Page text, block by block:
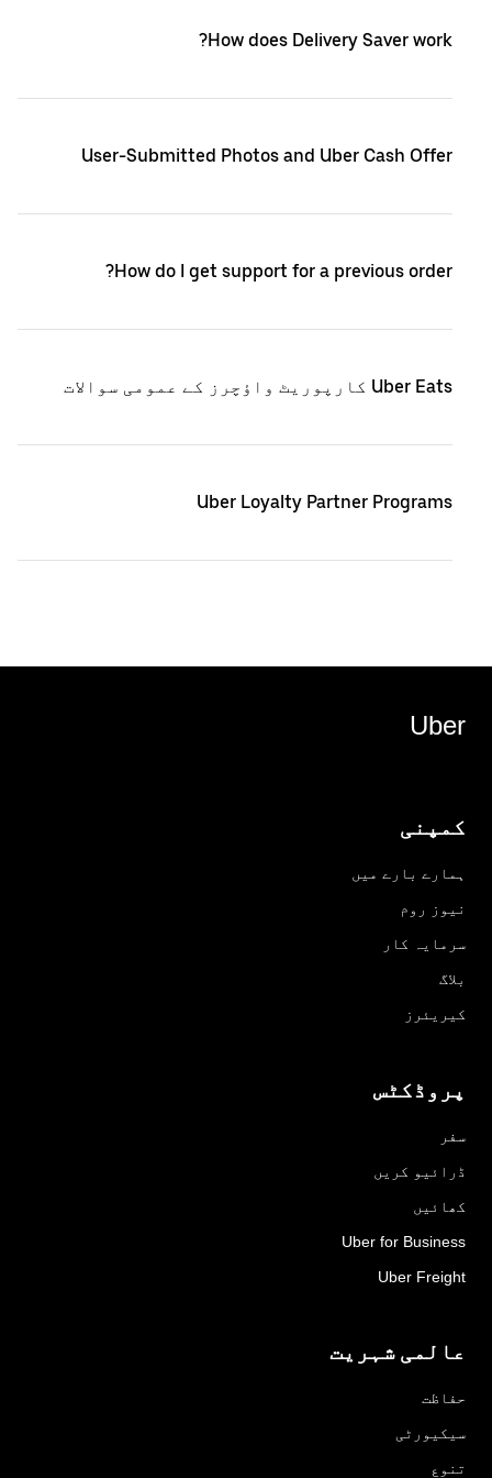
How does Delivery Saver work?
User-Submitted Photos and Uber Cash Offer
How do I get support for a previous order?
Uber Eats کارپوریٹ واؤچرز کے عمومی سوالات
Uber Loyalty Partner Programs
Uber
کمپنی
ہمارے بارے میں
نیوز روم
سرمایہ کار
بلاگ
کیریئرز
پروڈکٹس
سفر
ڈرائیو کریں
کھائیں
Uber for Business
Uber Freight
عالمی شہریت
حفاظت
سیکیورٹی
تنوع